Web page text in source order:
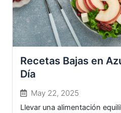
Recetas Bajas en
Día
May 22, 2025
Llevar una alimentación